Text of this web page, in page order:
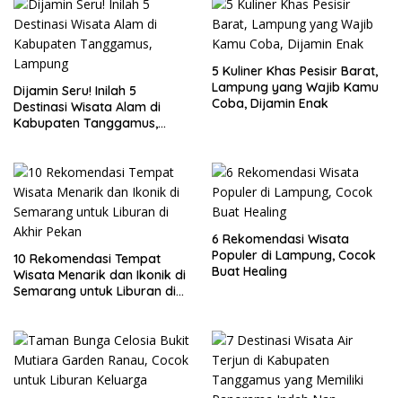
Dijamin Seru! Inilah 5
Destinasi Wisata Alam di
Kabupaten Tanggamus,
5 Kuliner Khas Pesisir Barat,
Lampung yang Wajib Kamu
Coba, Dijamin Enak
10 Rekomendasi Tempat
Wisata Menarik dan Ikonik di
Semarang untuk Liburan di
6 Rekomendasi Wisata
Populer di Lampung, Cocok
Buat Healing